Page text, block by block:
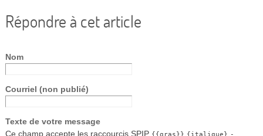
Répondre à cet article
Nom
Courriel (non publié)
Texte de votre message
Ce champ accepte les raccourcis SPIP {{gras}} {italique} -